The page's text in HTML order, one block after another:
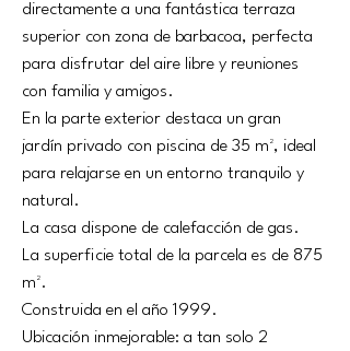
directamente a una fantástica terraza
superior con zona de barbacoa, perfecta
para disfrutar del aire libre y reuniones
con familia y amigos.
En la parte exterior destaca un gran
jardín privado con piscina de 35 m², ideal
para relajarse en un entorno tranquilo y
natural.
La casa dispone de calefacción de gas.
La superficie total de la parcela es de 875
m².
Construida en el año 1999.
Ubicación inmejorable: a tan solo 2